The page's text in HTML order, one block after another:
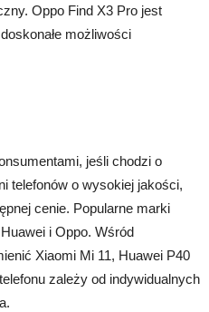
Oppo Find X3 Pro jest
możliwości
jeśli chodzi o
telefonów o wysokiej jakości,
cenie. Popularne marki
i Oppo. Wśród
Xiaomi Mi 11, Huawei P40
zależy od indywidualnych